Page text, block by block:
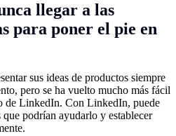
llegar a las
para poner el pie en
sus ideas de productos siempre
pero se ha vuelto mucho más fácil
de LinkedIn. Con LinkedIn, puede
podrían ayudarlo y establecer